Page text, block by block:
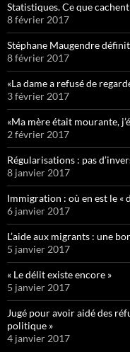
Statistiques. Ce que
8 février 2017
Stéphane Maugendre
8 février 2017
«La dame a refusé de
3 février 2017
«Ma mère était mourante,
2 février 2017
Régularisations : pas
8 janvier 2017
Immigration : où en est le «
6 janvier 2017
L’aide aux migrants : une
5 janvier 2017
« Le délit existe encore »
5 janvier 2017
Jugé pour avoir aidé des
politique »
4 janvier 2017